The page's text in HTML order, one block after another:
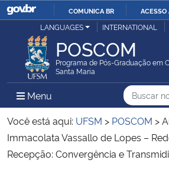
IR
PARA
O
COMUNICA BR ACESSO
Ministério da Justiça e Segurança Pública
Ministério da Defesa
Ministério das Relações Exteriores
Ministério da Economia
LANGUAGES INTERNATIONAL
POSCOM
Programa de Pós-Graduação em
Santa Maria
Menu Menu Principal do Sítio
Busca
Busca:
Você está aqui: UFSM > POSCOM >
Immacolata Vassallo de Lopes –
Recepção: Convergência e